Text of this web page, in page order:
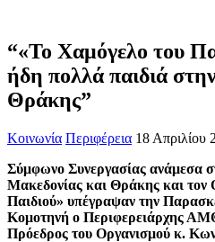
“«Το Χαμόγελο του
ήδη πολλά παιδιά
Θράκης”
Κοινωνία Περιφέρεια 18 Απριλίου
Σύμφωνο Συνεργασίας ανάμεσα
Μακεδονίας και Θράκης και τον
Παιδιού» υπέγραψαν την
Κομοτηνή ο Περιφερειάρχης
Πρόεδρος του Οργανισμού κ.